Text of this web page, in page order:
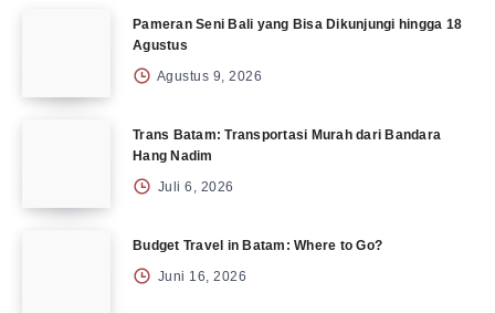
Pameran Seni Bali yang Bisa Dikunjungi hingga 18
Agustus
Agustus 9, 2026
Trans Batam: Transportasi Murah dari Bandara
Hang Nadim
Juli 6, 2026
Budget Travel in Batam: Where to Go?
Juni 16, 2026